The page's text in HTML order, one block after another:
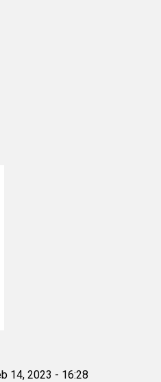
14, 2023 - 16:28